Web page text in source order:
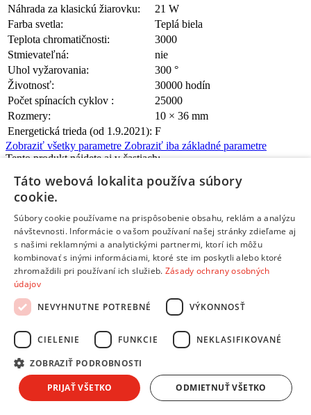
Náhrada za klasickú žiarovku:
21 W
Farba svetla:
Teplá biela
Teplota chromatičnosti:
3000
Stmievateľná:
nie
Uhol vyžarovania:
300 °
Životnosť:
30000 hodín
Počet spínacích cyklov :
25000
Rozmery:
10 × 36 mm
Energetická trieda (od 1.9.2021): F
Zobraziť všetky parametre Zobraziť iba základné parametre
Tento produkt nájdete aj v častiach:
Žiarovky
Žiadne dostupné recenzie
Pridať hodnotenie
Hodnotenie produktu:Emos Classic JC 1.9W G4 teplá biela
Tvoj email:
Tvoje meno:*
Email nebude zverejnený
Ochrana osobných údajov
Polia označené hviezdičkou sú povinné
Táto webová lokalita používa súbory
cookie.
Súbory cookie používame na prispôsobenie obsahu, reklám a analýzu
návštevnosti. Informácie o vašom používaní našej stránky zdieľame aj
s našimi reklamnými a analytickými partnermi, ktorí ich môžu
kombinovať s inými informáciami, ktoré ste im poskytli alebo ktoré
zhromaždili pri používaní ich služieb. Zásady ochrany osobných
údajov
NEVYHNUTNE POTREBNÉ
VÝKONNOSŤ
CIELENIE FUNKCIE NEKLASIFIKOVANÉ
ZOBRAZIŤ PODROBNOSTI
PRIJAŤ VŠETKO ODMIETNUŤ VŠETKO